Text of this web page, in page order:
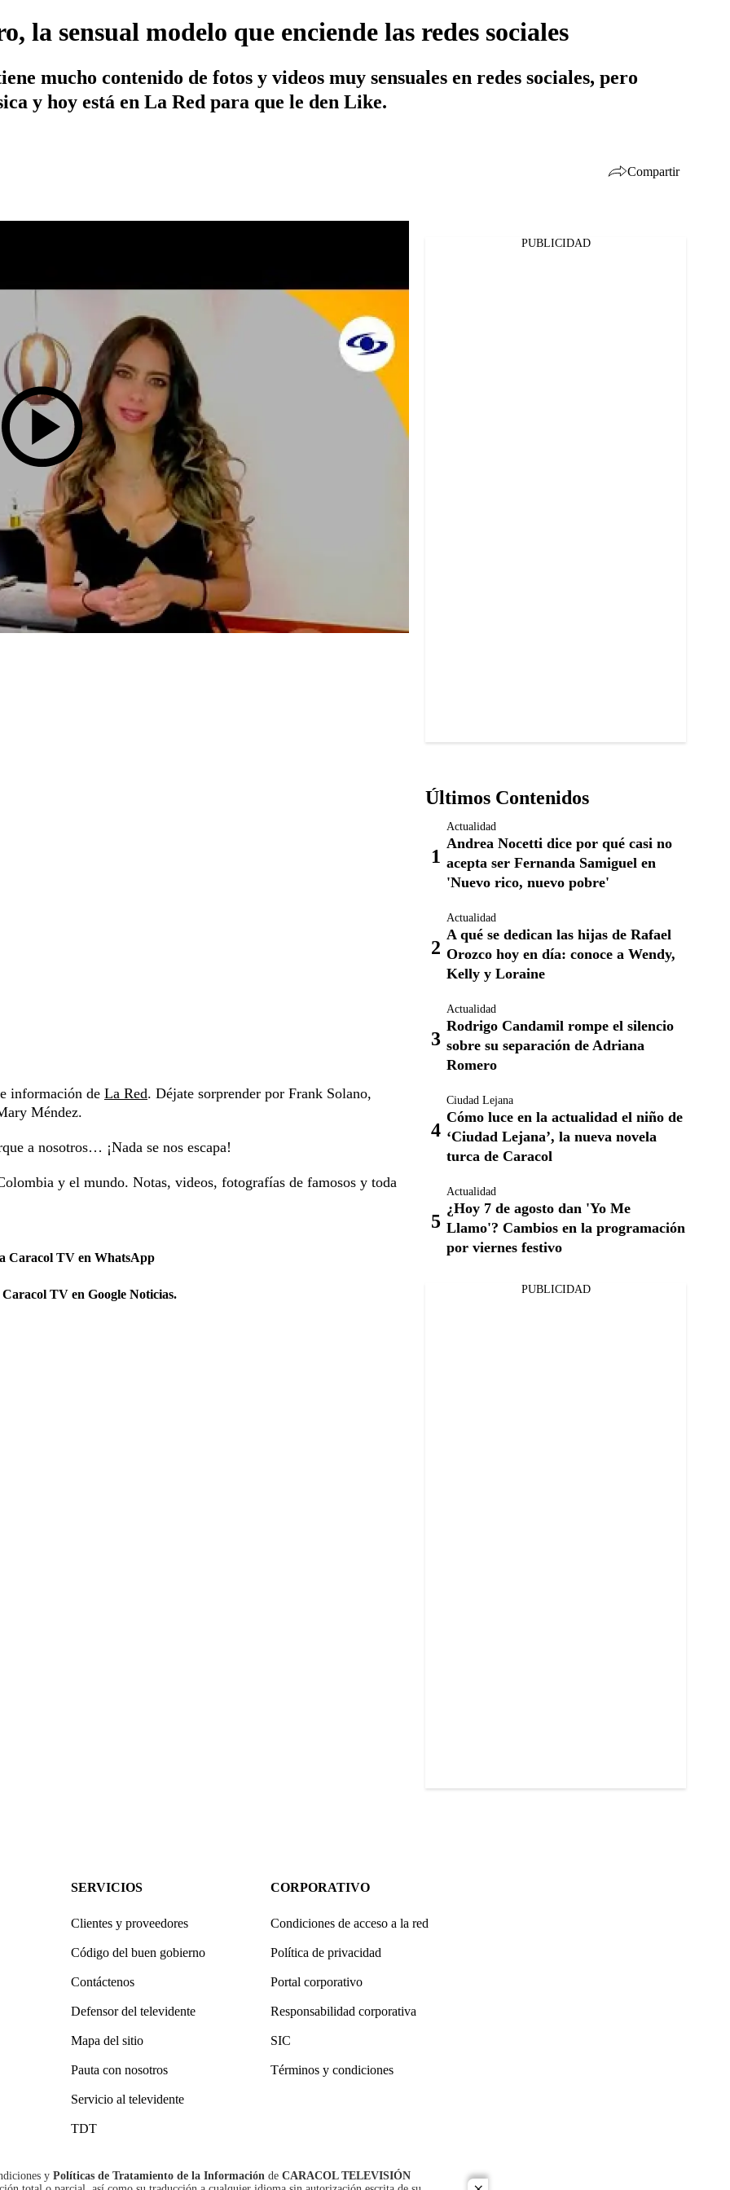
la sensual modelo que enciende las redes sociales
mucho contenido de fotos y videos muy sensuales en redes sociales, pero
y hoy está en La Red para que le den Like.
Compartir
Whatsapp
información de La Red. Déjate sorprender por Frank Solano,
Méndez.
a nosotros… ¡Nada se nos escapa!
y el mundo. Notas, videos, fotografías de famosos y toda
Caracol TV en WhatsApp
Caracol TV en Google Noticias.
PUBLICIDAD
Últimos Contenidos
Actualidad
Andrea Nocetti dice por qué casi no
acepta ser Fernanda Samiguel en
'Nuevo rico, nuevo pobre'
Actualidad
A qué se dedican las hijas de Rafael
Orozco hoy en día: conoce a Wendy,
Kelly y Loraine
Actualidad
Rodrigo Candamil rompe el silencio
sobre su separación de Adriana
Romero
Ciudad Lejana
Cómo luce en la actualidad el niño de
‘Ciudad Lejana’, la nueva novela
turca de Caracol
Actualidad
¿Hoy 7 de agosto dan 'Yo Me
Llamo'? Cambios en la programación
por viernes festivo
PUBLICIDAD
SERVICIOS
Clientes y proveedores
Código del buen gobierno
Contáctenos
Defensor del televidente
Mapa del sitio
Pauta con nosotros
Servicio al televidente
TDT
CORPORATIVO
Condiciones de acceso a la red
Política de privacidad
Portal corporativo
Responsabilidad corporativa
SIC
Términos y condiciones
y Políticas de Tratamiento de la Información de CARACOL TELEVISIÓN